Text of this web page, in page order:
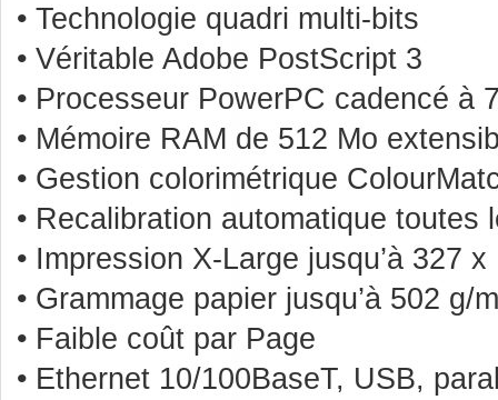
• Technologie quadri multi-bits
• Véritable Adobe PostScript 3
• Processeur PowerPC cadencé à
• Mémoire RAM de 512 Mo
• Gestion colorimétrique
• Recalibration automatique toutes
• Impression X-Large jusqu’à 327
• Grammage papier jusqu’à 502 g/
• Faible coût par Page
• Ethernet 10/100BaseT, USB,